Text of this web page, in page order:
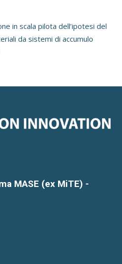
in scala pilota dell’ipotesi del
da sistemi di accumulo
MASE (ex MiTE) -